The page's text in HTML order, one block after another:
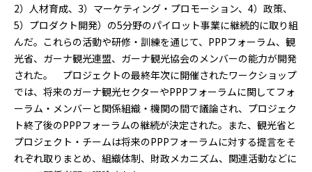
2）人材育成、3）マーケティング・プロモーション、4）政策、
5）プロダクト開発）の5分野のパイロット事業に継続的に取り組
んだ。これらの活動や研修・訓練を通じて、PPPフォーラム、観
光省、ガーナ観光連盟、ガーナ観光協会のメンバーの能力が開発
された。 プロジェクトの最終年次に開催されたワークショップ
では、将来のガーナ観光セクターやPPPフォーラムに関してフォ
ーラム・メンバーと関係組織・機関の間で議論され、プロジェク
ト終了後のPPPフォーラムの継続が決定された。また、観光省と
プロジェクト・チームは将来のPPPフォーラムに対する提言をそ
れぞれ取りまとめ、組織体制、財政メカニズム、関連活動などに